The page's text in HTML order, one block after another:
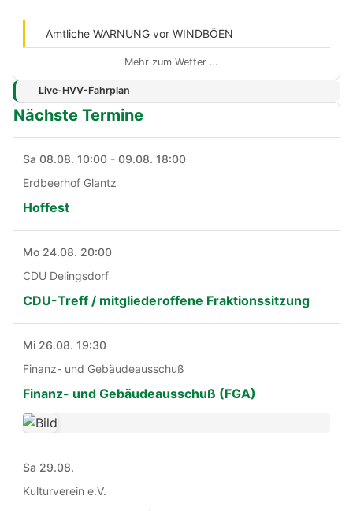
Amtliche WARNUNG vor WINDBÖEN
Mehr zum Wetter …
Live-HVV-Fahrplan
Nächste Termine
Sa 08.08. 10:00 - 09.08. 18:00
Erdbeerhof Glantz
Hoffest
Mo 24.08. 20:00
CDU Delingsdorf
CDU-Treff / mitgliederoffene Fraktionssitzung
Mi 26.08. 19:30
Finanz- und Gebäudeausschuß
Finanz- und Gebäudeausschuß (FGA)
Sa 29.08.
Kulturverein e.V.